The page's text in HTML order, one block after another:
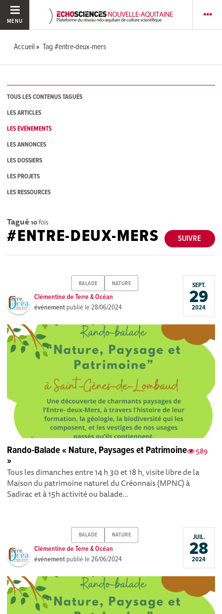
MENU
Accueil Tag #entre-deux-mers
TOUS LES CONTENUS TAGUÉS
LES ARTICLES
LES ÉVÉNEMENTS
LES ANNONCES
LES DOSSIERS
LES PROJETS
LES RESSOURCES
Tagué 10fois
SUIVRE
#ENTRE-DEUX-MERS
BALADE NATURE
Clémentine de Terre & Océan
événement publié le28/06/2024
SEPT.
29
2024
589
Rando-Balade « Nature, Paysages et Patrimoine
»
Tous les dimanches entre 14 h 30 et 18 h, visite libre de la
Maison du patrimoine naturel du Créonnais (MPNC) à
Sadirac et à 15h activité ou balade...
BALADE NATURE
Clémentine de Terre & Océan
événement publié le26/06/2024
JUIL.
28
2024